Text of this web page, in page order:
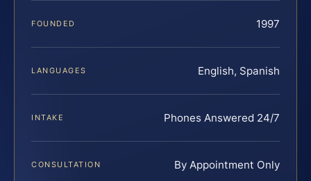
FOUNDED 1997
LANGUAGES English, Spanish
INTAKE Phones Answered 24/7
CONSULTATION By Appointment Only